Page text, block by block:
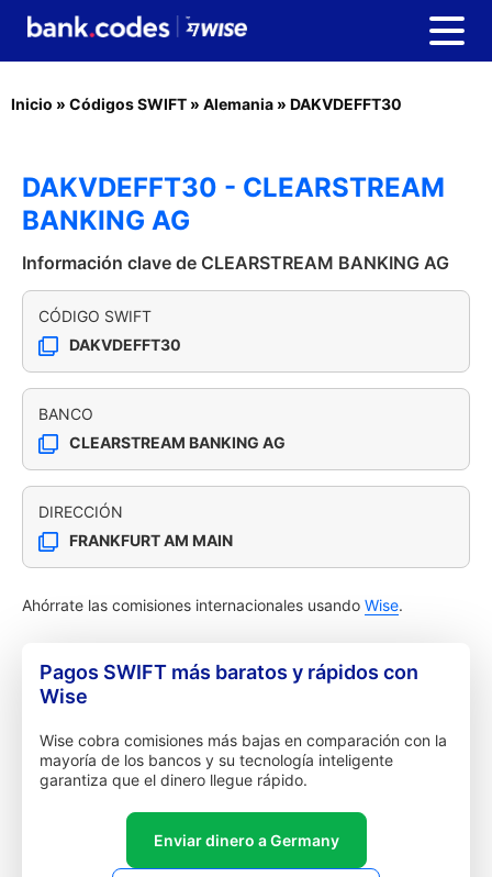
Inicio » Códigos SWIFT » Alemania » DAKVDEFFT30
DAKVDEFFT30 - CLEARSTREAM
BANKING AG
Información clave de CLEARSTREAM BANKING AG
CÓDIGO SWIFT
DAKVDEFFT30
BANCO
CLEARSTREAM BANKING AG
DIRECCIÓN
FRANKFURT AM MAIN
Ahórrate las comisiones internacionales usando Wise.
Pagos SWIFT más baratos y rápidos con
Wise
Wise cobra comisiones más bajas en comparación con la
mayoría de los bancos y su tecnología inteligente
garantiza que el dinero llegue rápido.
Enviar dinero a Germany